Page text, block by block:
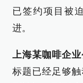
已签约项目被
进。
上海某咖啡企
标题已经足够